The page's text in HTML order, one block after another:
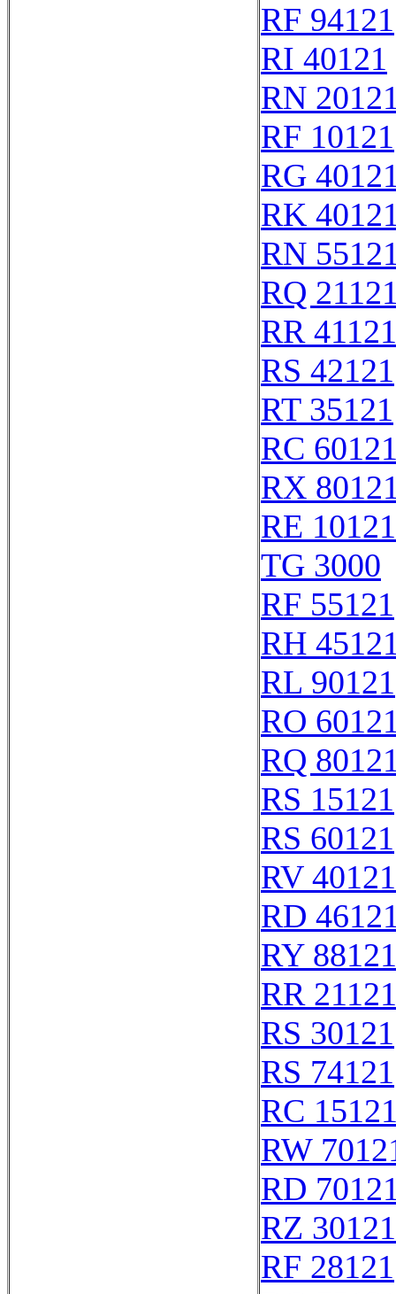
RF 94121
RI 40121
RN
RF 10121
RG
RK
RN
RQ
RR 41121
RS 42121
RT 35121
RC
RX
RE 10121
TG 3000
RF 55121
RH
RL 90121
RO
RQ
RS 15121
RS 60121
RV 40121
RD
RY 88121
RR 21121
RS 30121
RS 74121
RC
RW
RD
RZ 30121
RF 28121